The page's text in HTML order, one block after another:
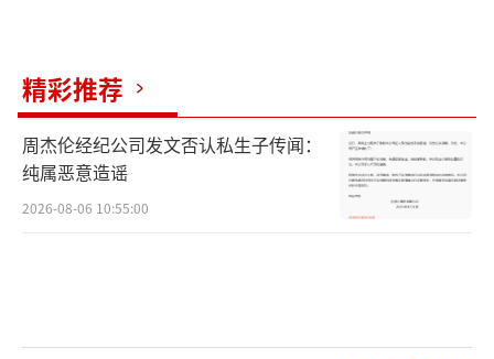
精彩推荐
周杰伦经纪公司发文否认私生子传闻：
纯属恶意造谣
2026-08-06 10:55:00